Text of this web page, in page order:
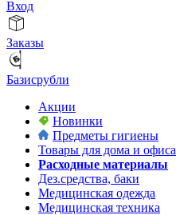
Вход
Заказы
Базисрубли
Акции
Новинки
Предметы гигиены
Товары для дома и офиса
Расходные материалы
Дез.средства, баки
Медицинская одежда
Медицинская техника